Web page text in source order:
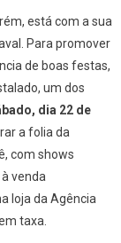
Da
Diva
está com a sua
Para promover
de boas festas,
um dos
dia 22 de
a folia da
com shows
venda
loja da Agência
taxa.